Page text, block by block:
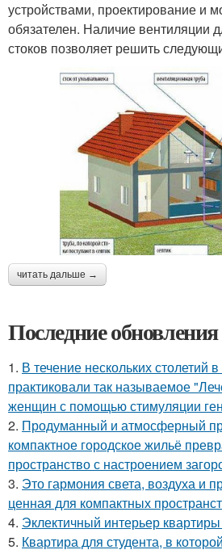
устройствами, проектирование и
обязателен. Наличие вентиляции
стоков позволяет решить
читать дальше →
Последние обновления
1. В течение нескольких столетий
практиковали так называемое
женщин с помощью стимуляции
2. Продуманный и атмосферный
компактное городское жильё
пространство с настроением
3. Это гармония света, воздуха и
ценная для компактных
4. Эклектичный интерьер
5. Квартира для студента, в